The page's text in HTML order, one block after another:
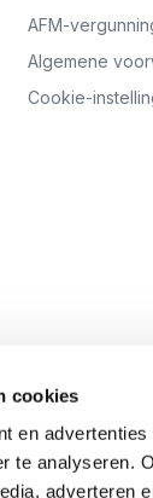
cookies
en
te analyseren.
adverteren
AFM-
Algemene
Cookie-